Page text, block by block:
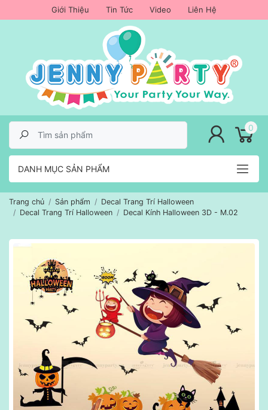
Giới Thiệu Tin Tức Video Liên Hệ
DANH MỤC SẢN PHẨM
0
Trang chủ Sản phẩm
Decal Trang Trí Halloween
Decal Trang Trí Halloween
Decal Kính Halloween 3D - M.02